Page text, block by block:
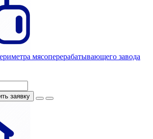
мясоперерабатывающего завода
заявку